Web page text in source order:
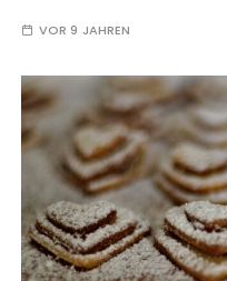
VOR 9 JAHREN